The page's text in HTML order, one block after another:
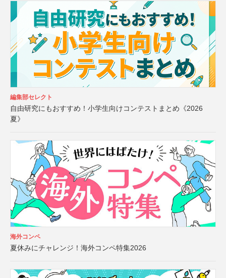
編集部セレクト
自由研究にもおすすめ！小学生向けコンテストまとめ《2026
夏》
海外コンペ
夏休みにチャレンジ！海外コンペ特集2026